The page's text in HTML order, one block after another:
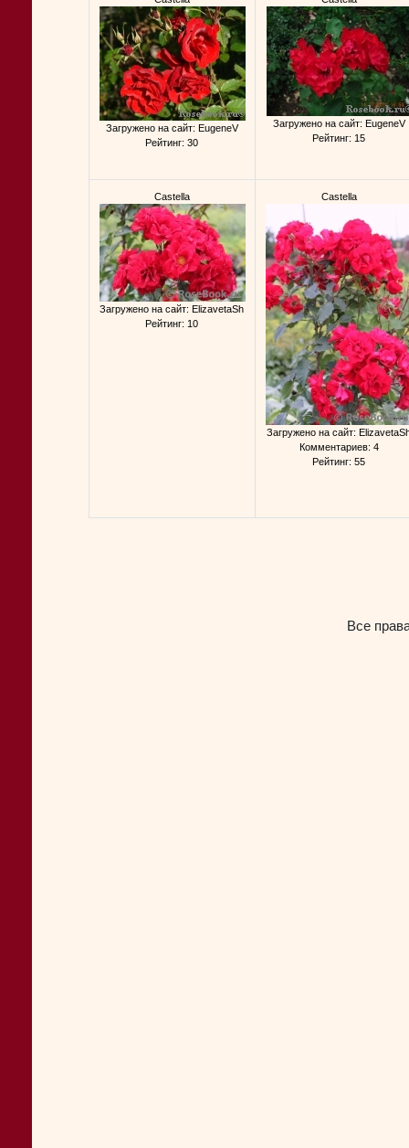
Загружено на сайт: EugeneV
Рейтинг: 30
Загружено на сайт: EugeneV
Рейтинг: 15
Castella
Загружено на сайт: ElizavetaSh
Рейтинг: 10
Castella
Загружено на сайт:
Комментариев: 4
Рейтинг: 55
Все